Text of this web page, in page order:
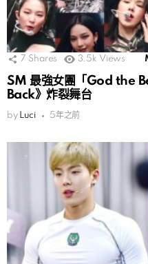
7 Shares 3.5k Views
SM 最強女團「God the
Back》炸裂舞台
by Luci 5年之前